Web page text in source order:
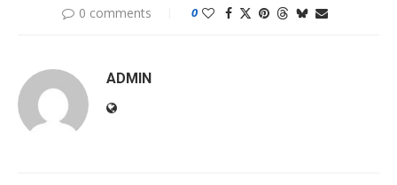
0 comments 0
ADMIN